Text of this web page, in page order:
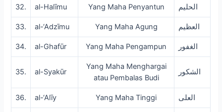
32. al-Halīmu Yang Maha Penyantun الحليم
33. al-‘Adzīmu Yang Maha Agung العظيم
34. al-Ghafūr Yang Maha Pengampun الغفور
35. al-Syakūr
Yang Maha Menghargai
atau Pembalas Budi
الشكور
36. al-‘Alīy Yang Maha Tinggi العلى